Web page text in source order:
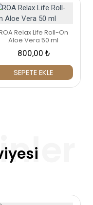
Relax Life Roll-On
Aloe Vera 50 ml
800,00 ₺
SEPETE EKLE